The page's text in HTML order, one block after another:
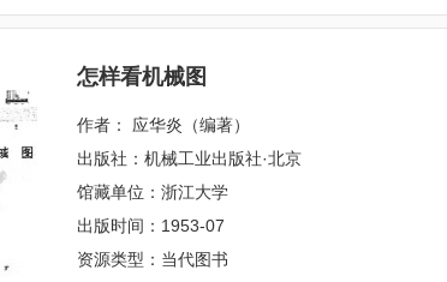
怎样看机械图
作者： 应华炎（编著）
出版社：机械工业出版社·北京
馆藏单位：浙江大学
出版时间：1953-07
资源类型：当代图书